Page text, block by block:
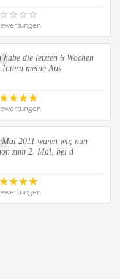
habe die letzten 6 Wochen
Intern meine Aus
2011 waren wir, nun
zum 2. Mal, bei d